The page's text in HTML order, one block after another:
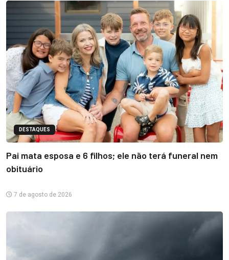
DESTAQUES
Pai mata esposa e 6 filhos; ele não terá funeral nem
obituário
7 de agosto de 2026